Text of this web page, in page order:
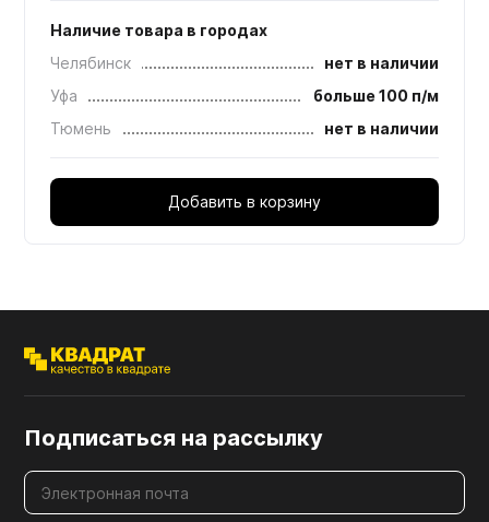
Наличие товара в городах
Челябинск
нет в наличии
Уфа
больше 100 п/м
Тюмень
нет в наличии
Добавить в корзину
Подписаться на рассылку